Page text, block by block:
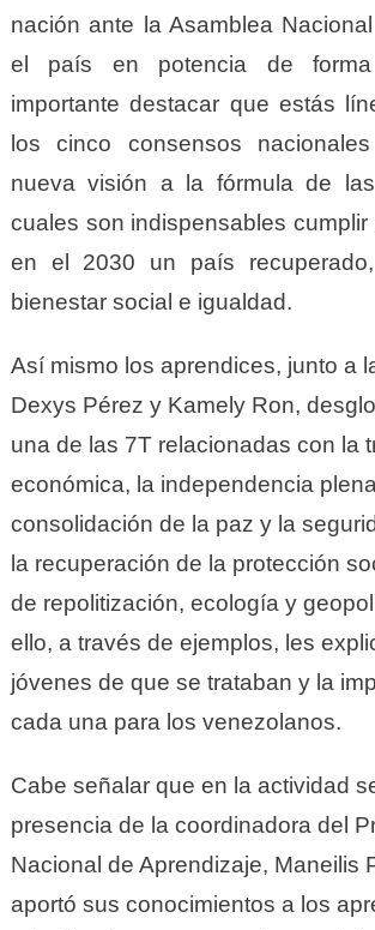
nación ante la Asamblea
el país en potencia de forma
importante destacar que estás
los cinco consensos
nueva visión a la fórmula de
cuales son indispensables cumplir
en el 2030 un país
bienestar social e igualdad.
Así mismo los aprendices, junto a
Dexys Pérez y Kamely Ron,
una de las 7T relacionadas con la
económica, la independencia
consolidación de la paz y la
la recuperación de la protección
de repolitización, ecología y
ello, a través de ejemplos, les
jóvenes de que se trataban y la
cada una para los venezolanos.
Cabe señalar que en la actividad
presencia de la coordinadora del
Nacional de Aprendizaje, Maneilis
aportó sus conocimientos a los